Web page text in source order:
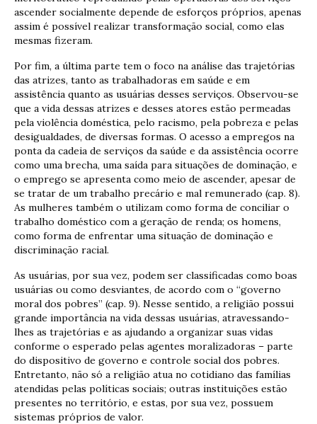
ascender socialmente depende de esforços próprios, apenas
assim é possível realizar transformação social, como elas
mesmas fizeram.
Por fim, a última parte tem o foco na análise das trajetórias
das atrizes, tanto as trabalhadoras em saúde e em
assistência quanto as usuárias desses serviços. Observou-se
que a vida dessas atrizes e desses atores estão permeadas
pela violência doméstica, pelo racismo, pela pobreza e pelas
desigualdades, de diversas formas. O acesso a empregos na
ponta da cadeia de serviços da saúde e da assistência ocorre
como uma brecha, uma saída para situações de dominação, e
o emprego se apresenta como meio de ascender, apesar de
se tratar de um trabalho precário e mal remunerado (cap. 8).
As mulheres também o utilizam como forma de conciliar o
trabalho doméstico com a geração de renda; os homens,
como forma de enfrentar uma situação de dominação e
discriminação racial.
As usuárias, por sua vez, podem ser classificadas como boas
usuárias ou como desviantes, de acordo com o “governo
moral dos pobres” (cap. 9). Nesse sentido, a religião possui
grande importância na vida dessas usuárias, atravessando-
lhes as trajetórias e as ajudando a organizar suas vidas
conforme o esperado pelas agentes moralizadoras – parte
do dispositivo de governo e controle social dos pobres.
Entretanto, não só a religião atua no cotidiano das famílias
atendidas pelas políticas sociais; outras instituições estão
presentes no território, e estas, por sua vez, possuem
sistemas próprios de valor.